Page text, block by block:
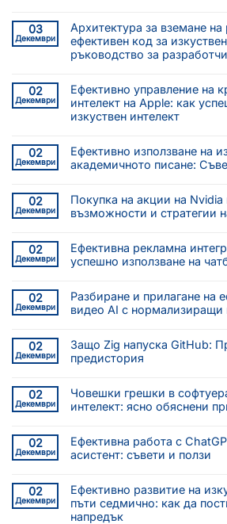
03
Декември
Архитектура за вземане
ефективен код за
ръководство за
02
Декември
Ефективно управление на
интелект на Apple: как
изкуствен интелект
02
Декември
Ефективно използване на
академичното писане:
02
Декември
Покупка на акции на
възможности и стратегии
02
Декември
Ефективна рекламна
успешно използване на
02
Декември
Разбиране и прилагане на
видео AI с нормализиращи
02
Декември
Защо Zig напуска GitHub:
предистория
02
Декември
Човешки грешки в
интелект: ясно обяснени
02
Декември
Ефективна работа с
асистент: съвети и ползи
02
Декември
Ефективно развитие на
пъти седмично: как да
напредък